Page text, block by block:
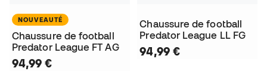
NOUVEAUTÉ
Chaussure de football
Predator League FT AG
94,99 €
Chaussure de football
Predator League LL FG
94,99 €